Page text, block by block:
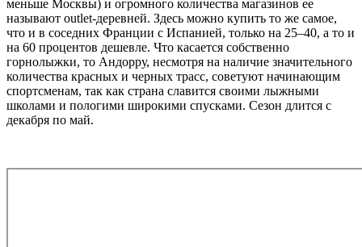
меньше Москвы) и огромного количества магазинов ее
называют outlet-деревней. Здесь можно купить то же самое,
что и в соседних Франции с Испанией, только на 25–40, а то и
на 60 процентов дешевле. Что касается собственно
горнолыжки, то Андорру, несмотря на наличие значительного
количества красных и черных трасс, советуют начинающим
спортсменам, так как страна славится своими лыжными
школами и пологими широкими спусками. Сезон длится с
декабря по май.